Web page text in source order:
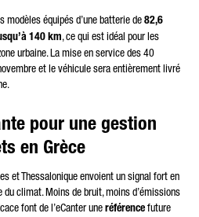
modèles équipés d’une batterie de82,6
140 km, ce qui est idéal pour les
urbaine. La mise en service des 40
et le véhicule sera entièrement livré
pour une gestion
en Grèce
et Thessalonique envoient un signal fort en
du climat. Moins de bruit, moins d’émissions
font de l’eCanter uneréférencefuture